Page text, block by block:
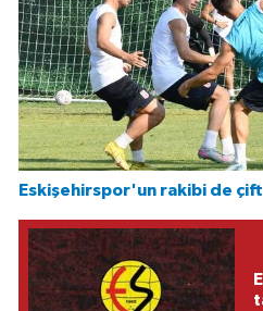
Eskişehirspor'un rakibi de